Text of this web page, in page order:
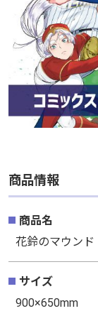
商品情報
商品名
花鈴のマウン
サイズ
900×650mm